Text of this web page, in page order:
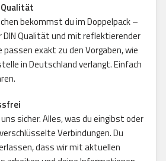
Qualität
bekommst du im Doppelpack –
Qualität und mit reflektierender
passen exakt zu den Vorgaben, wie
in Deutschland verlangt. Einfach
sicher. Alles, was du eingibst oder
Verbindungen. Du
dass wir mit aktuellen